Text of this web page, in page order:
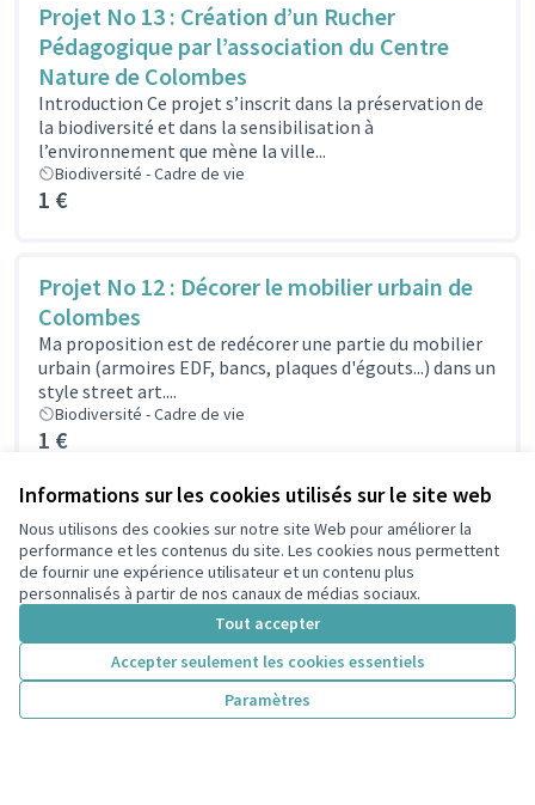
Informations sur les cookies utilisés sur le site web
Nous utilisons des cookies sur notre site Web pour améliorer la
performance et les contenus du site. Les cookies nous permettent
de fournir une expérience utilisateur et un contenu plus
personnalisés à partir de nos canaux de médias sociaux.
Tout accepter
Accepter seulement les cookies essentiels
Paramètres
Projet No 13 : Création d’un Rucher
Pédagogique par l’association du Centre
Nature de Colombes
Introduction Ce projet s’inscrit dans la préservation de
la biodiversité et dans la sensibilisation à
l’environnement que mène la ville...
Biodiversité - Cadre de vie
1 €
Projet No 12 : Décorer le mobilier urbain de
Colombes
Ma proposition est de redécorer une partie du mobilier
urbain (armoires EDF, bancs, plaques d'égouts...) dans un
style street art....
Biodiversité - Cadre de vie
1 €
Projet No 2 : Installer des nichoirs à oiseaux -
Fusion de deux propositions des habitants
Deux projets en un !Deux projets similaires ont été
déposés par deux habitantsFabrication par atelier de la
Biodiversité - Cadre de vie
1 €